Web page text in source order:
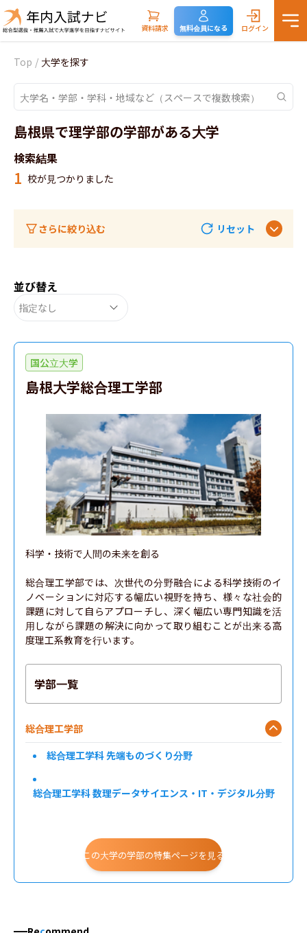
資料請求 無料会員になる ログイン
Top / 大学を探す
島根県で理学部の学部がある大学
検索結果
1 校が見つかりました
さらに絞り込む リセット
並び替え
指定なし
国公立大学
島根大学総合理工学部
科学・技術で人間の未来を創る
総合理工学部では、次世代の分野融合による科学技術のイ
ノベーションに対応する幅広い視野を持ち、様々な社会的
課題に対して自らアプローチし、深く幅広い専門知識を活
用しながら課題の解決に向かって取り組むことが出来る高
度理工系教育を行います。
学部一覧
総合理工学部
総合理工学科 先端ものづくり分野
総合理工学科 数理データサイエンス・IT・デジタル分野
この大学の学部の特集ページを見る